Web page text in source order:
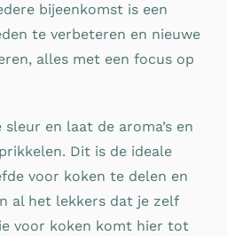
bijeenkomst is een
te verbeteren en nieuwe
alles met een focus op
en laat de aroma’s en
Dit is de ideale
voor koken te delen en
al het lekkers dat je zelf
voor koken komt hier tot